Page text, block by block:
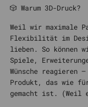
🎲 Warum 3D-Druck?
Weil wir maximale
Flexibilität im
lieben. So können
Spiele,
Wünsche reagieren
Produkt, das wie
gemacht ist. (Weil